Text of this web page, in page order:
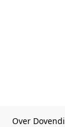
Over Dovendi